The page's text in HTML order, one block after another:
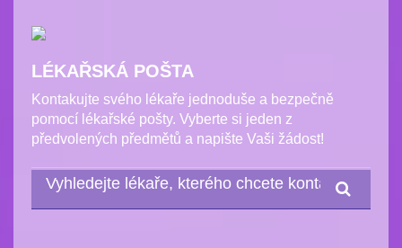
LÉKAŘSKÁ POŠTA
Kontakujte svého lékaře jednoduše a bezpečně
pomocí lékařské pošty. Vyberte si jeden z
předvolených předmětů a napište Vaši žádost!